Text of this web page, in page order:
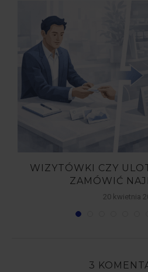
WIZYTÓWKI CZY
ZAMÓWIĆ
20 kwietnia
3